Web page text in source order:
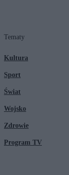
Tematy
Kultura
Sport
Świat
Wojsko
Zdrowie
Program TV